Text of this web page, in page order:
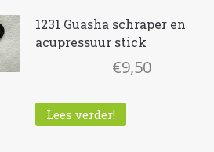
1231 Guasha schraper en
acupressuur stick
€9,50
Lees verder!